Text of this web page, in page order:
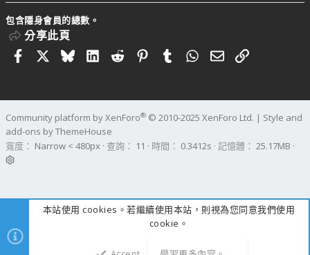
包含隱身會員的總數。
分享此頁
FacebookBlueskyLinkedIn
RedditPinterestTumblrWhatsApp
電子郵件
連結
Community platform by XenForo® © 2010-2025 XenForo Ltd. | Style and
add-ons by ThemeHouse
寬度
查詢 11 時間 0.3412s 記憶體 25.17MB
本站使用 cookies。若繼續使用本站，則視為您同意我們使用
cookie。